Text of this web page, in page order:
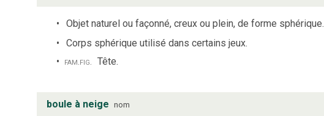
Objet naturel ou façonné, creux ou plein, de forme sphérique.
Corps sphérique utilisé dans certains jeux.
fam.fig. Tête.
boule à neige nom